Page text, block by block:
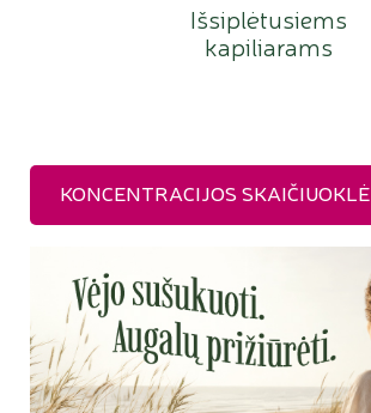
Išsiplėtusiems
kapiliarams
KONCENTRACIJOS SKAIČIUOKLĖ